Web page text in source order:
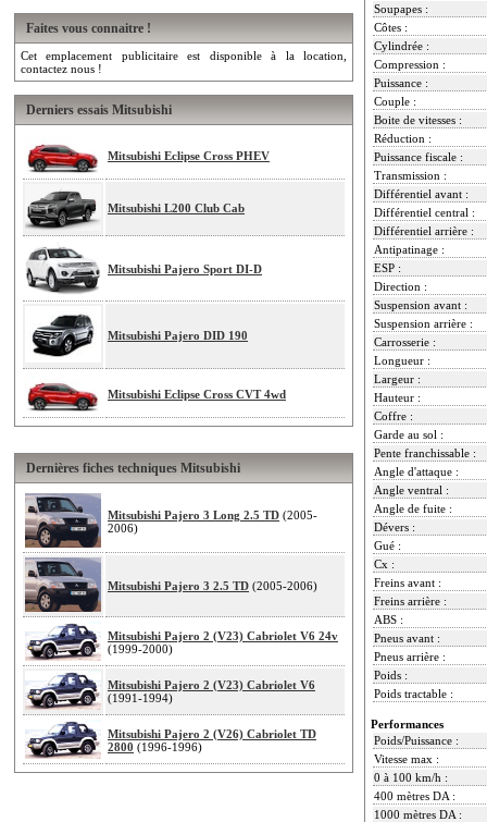
Faites vous connaitre !
Cet emplacement publicitaire est disponible à la location,
contactez nous !
Derniers essais Mitsubishi
Mitsubishi Eclipse Cross PHEV
Mitsubishi L200 Club Cab
Mitsubishi Pajero Sport DI-D
Mitsubishi Pajero DID 190
Mitsubishi Eclipse Cross CVT 4wd
Dernières fiches techniques Mitsubishi
Mitsubishi Pajero 3 Long 2.5 TD (2005-
2006)
Mitsubishi Pajero 3 2.5 TD (2005-2006)
Mitsubishi Pajero 2 (V23) Cabriolet V6 24v
(1999-2000)
Mitsubishi Pajero 2 (V23) Cabriolet V6
(1991-1994)
Mitsubishi Pajero 2 (V26) Cabriolet TD
2800 (1996-1996)
Soupapes :
Côtes :
Cylindrée :
Compression :
Puissance :
Couple :
Boite de vitesses :
Réduction :
Puissance fiscale :
Transmission :
Différentiel avant :
Différentiel central :
Différentiel arrière :
Antipatinage :
ESP :
Direction :
Suspension avant :
Suspension arrière :
Carrosserie :
Longueur :
Largeur :
Hauteur :
Coffre :
Garde au sol :
Pente franchissable :
Angle d'attaque :
Angle ventral :
Angle de fuite :
Dévers :
Gué :
Cx :
Freins avant :
Freins arrière :
ABS :
Pneus avant :
Pneus arrière :
Poids :
Poids tractable :
Performances
Poids/Puissance :
Vitesse max :
0 à 100 km/h :
400 mètres DA :
1000 mètres DA :